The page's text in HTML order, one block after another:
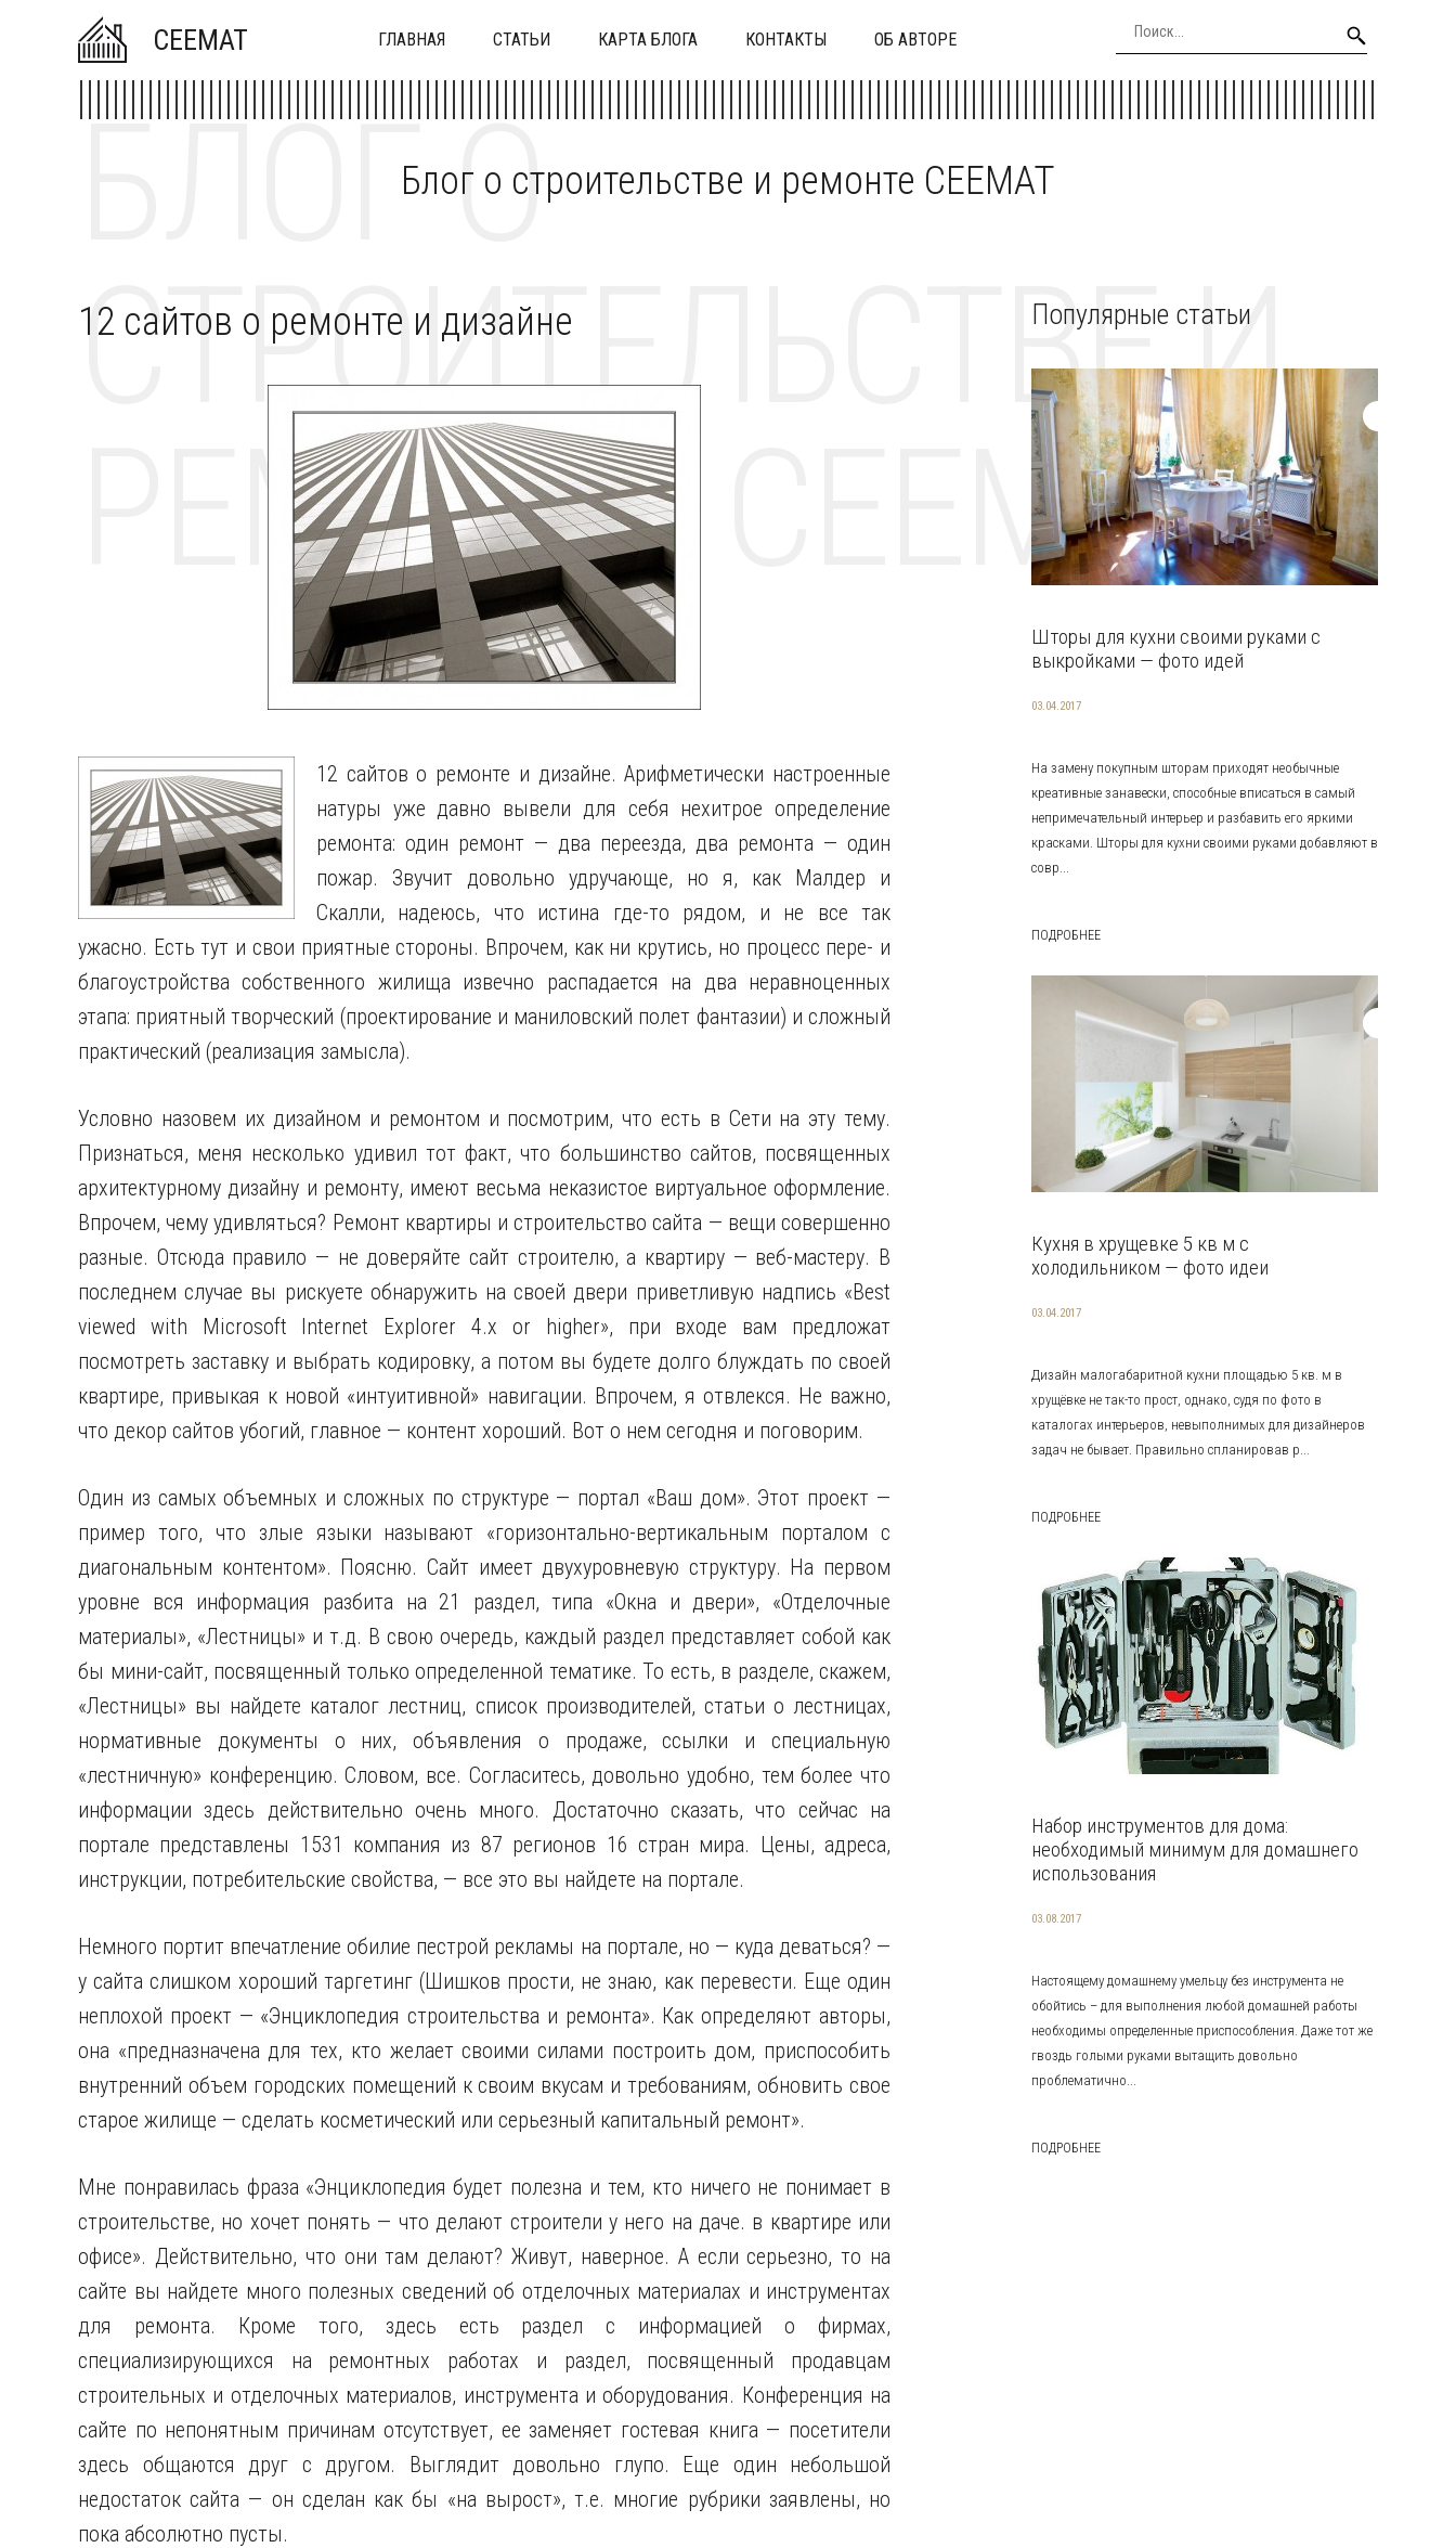
CEEMAT ГЛАВНАЯ СТАТЬИ КАРТА БЛОГА КОНТАКТЫ ОБ АВТОРЕ
Блог о строительстве и ремонте CEEMAT
БЛОГ О
СТРОИТЕЛЬСТВЕ И
РЕМОНТЕ CEEMAT
12 сайтов о ремонте и дизайне
12 сайтов о ремонте и дизайне. Арифметически настроенные
натуры уже давно вывели для себя нехитрое определение
ремонта: один ремонт — два переезда, два ремонта — один
пожар. Звучит довольно удручающе, но я, как Малдер и
Скалли, надеюсь, что истина где-то рядом, и не все так
ужасно. Есть тут и свои приятные стороны. Впрочем, как ни крутись, но процесс пере- и
благоустройства собственного жилища извечно распадается на два неравноценных
этапа: приятный творческий (проектирование и маниловский полет фантазии) и сложный
практический (реализация замысла).
Условно назовем их дизайном и ремонтом и посмотрим, что есть в Сети на эту тему.
Признаться, меня несколько удивил тот факт, что большинство сайтов, посвященных
архитектурному дизайну и ремонту, имеют весьма неказистое виртуальное оформление.
Впрочем, чему удивляться? Ремонт квартиры и строительство сайта — вещи совершенно
разные. Отсюда правило — не доверяйте сайт строителю, а квартиру — веб-мастеру. В
последнем случае вы рискуете обнаружить на своей двери приветливую надпись «Best
viewed with Microsoft Internet Explorer 4.x or higher», при входе вам предложат
посмотреть заставку и выбрать кодировку, а потом вы будете долго блуждать по своей
квартире, привыкая к новой «интуитивной» навигации. Впрочем, я отвлекся. Не важно,
что декор сайтов убогий, главное — контент хороший. Вот о нем сегодня и поговорим.
Один из самых объемных и сложных по структуре — портал «Ваш дом». Этот проект —
пример того, что злые языки называют «горизонтально-вертикальным порталом с
диагональным контентом». Поясню. Сайт имеет двухуровневую структуру. На первом
уровне вся информация разбита на 21 раздел, типа «Окна и двери», «Отделочные
материалы», «Лестницы» и т.д. В свою очередь, каждый раздел представляет собой как
бы мини-сайт, посвященный только определенной тематике. То есть, в разделе, скажем,
«Лестницы» вы найдете каталог лестниц, список производителей, статьи о лестницах,
нормативные документы о них, объявления о продаже, ссылки и специальную
«лестничную» конференцию. Словом, все. Согласитесь, довольно удобно, тем более что
информации здесь действительно очень много. Достаточно сказать, что сейчас на
портале представлены 1531 компания из 87 регионов 16 стран мира. Цены, адреса,
инструкции, потребительские свойства, — все это вы найдете на портале.
Немного портит впечатление обилие пестрой рекламы на портале, но — куда деваться? —
у сайта слишком хороший таргетинг (Шишков прости, не знаю, как перевести. Еще один
неплохой проект — «Энциклопедия строительства и ремонта». Как определяют авторы,
она «предназначена для тех, кто желает своими силами построить дом, приспособить
внутренний объем городских помещений к своим вкусам и требованиям, обновить свое
старое жилище — сделать косметический или серьезный капитальный ремонт».
Мне понравилась фраза «Энциклопедия будет полезна и тем, кто ничего не понимает в
строительстве, но хочет понять — что делают строители у него на даче. в квартире или
офисе». Действительно, что они там делают? Живут, наверное. А если серьезно, то на
сайте вы найдете много полезных сведений об отделочных материалах и инструментах
для ремонта. Кроме того, здесь есть раздел с информацией о фирмах,
специализирующихся на ремонтных работах и раздел, посвященный продавцам
строительных и отделочных материалов, инструмента и оборудования. Конференция на
сайте по непонятным причинам отсутствует, ее заменяет гостевая книга — посетители
здесь общаются друг с другом. Выглядит довольно глупо. Еще один небольшой
недостаток сайта — он сделан как бы «на вырост», т.е. многие рубрики заявлены, но
пока абсолютно пусты.
Популярные статьи
Шторы для кухни своими руками с
выкройками — фото идей
03.04.2017
На замену покупным шторам приходят необычные
креативные занавески, способные вписаться в самый
непримечательный интерьер и разбавить его яркими
красками. Шторы для кухни своими руками добавляют в
совр...
ПОДРОБНЕЕ
Кухня в хрущевке 5 кв м с
холодильником — фото идеи
03.04.2017
Дизайн малогабаритной кухни площадью 5 кв. м в
хрущёвке не так-то прост, однако, судя по фото в
каталогах интерьеров, невыполнимых для дизайнеров
задач не бывает. Правильно спланировав р...
ПОДРОБНЕЕ
Набор инструментов для дома:
необходимый минимум для домашнего
использования
03.08.2017
Настоящему домашнему умельцу без инструмента не
обойтись – для выполнения любой домашней работы
необходимы определенные приспособления. Даже тот же
гвоздь голыми руками вытащить довольно
проблематично...
ПОДРОБНЕЕ